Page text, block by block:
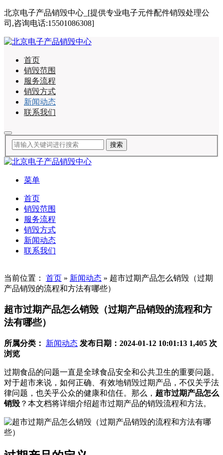
北京电子产品销毁中心_[提供专业电子元件配件销毁处理公
司,咨询电话:15501086308]
首页
销毁范围
服务流程
销毁方式
新闻动态
联系我们
菜单
首页
销毁范围
服务流程
销毁方式
新闻动态
联系我们
当前位置： 首页 » 新闻动态 » 超市过期产品怎么销毁（过期
产品销毁的流程和方法有哪些）
超市过期产品怎么销毁（过期产品销毁的流程和方
法有哪些）
所属分类： 新闻动态 发布日期：2024-01-12 10:01:13 1,405 次
浏览
过期食品的问题一直是全球食品安全和公共卫生的重要问题。
对于超市来说，如何正确、有效地销毁过期产品，不仅关乎法
律问题，也关乎公众的健康和信任。那么， 超市过期产品怎么
销毁 ？本文档将详细介绍超市过期产品的销毁流程和方法。